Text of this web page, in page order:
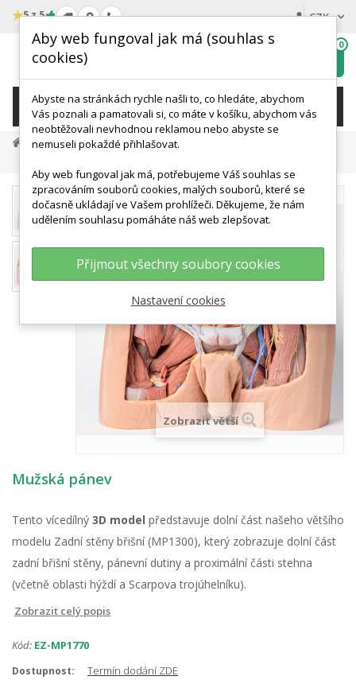
★5 z 5 CZK
wishlist
0
KATEGORIE
Anatomické Modely
3D Anatomy Series
Zobrazit větší
Mužská pánev
Tento vícedílný 3D model představuje dolní část našeho většího
modelu Zadní stěny břišní (MP1300), který zobrazuje dolní část
zadní břišní stěny, pánevní dutiny a proximální části stehna
(včetně oblasti hýždí a Scarpova trojúhelníku).
Zobrazit celý popis
Kód: EZ-MP1770
Dostupnost: Termín dodání ZDE
Aby web fungoval jak má (souhlas s
cookies)
Abyste na stránkách rychle našli to, co hledáte, abychom
Vás poznali a pamatovali si, co máte v košíku, abychom vás
neobtěžovali nevhodnou reklamou nebo abyste se
nemuseli pokaždé přihlašovat.
Aby web fungoval jak má, potřebujeme Váš souhlas se
zpracováním souborů cookies, malých souborů, které se
dočasně ukládají ve Vašem prohlížeči. Děkujeme, že nám
udělením souhlasu pomáháte náš web zlepšovat.
Přijmout všechny soubory cookies
Nastavení cookies